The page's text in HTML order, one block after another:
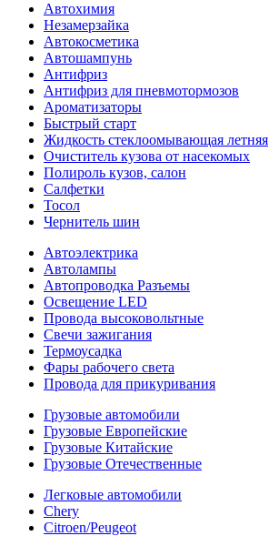
Автохимия
Незамерзайка
Автокосметика
Автошампунь
Антифриз
Антифриз для пневмотормозов
Ароматизаторы
Быстрый старт
Жидкость стеклоомывающая летняя
Очиститель кузова от насекомых
Полироль кузов, салон
Салфетки
Тосол
Чернитель шин
Автоэлектрика
Автолампы
Автопроводка Разъемы
Освещение LED
Провода высоковольтные
Свечи зажигания
Термоусадка
Фары рабочего света
Провода для прикуривания
Грузовые автомобили
Грузовые Европейские
Грузовые Китайские
Грузовые Отечественные
Легковые автомобили
Chery
Citroen/Peugeot